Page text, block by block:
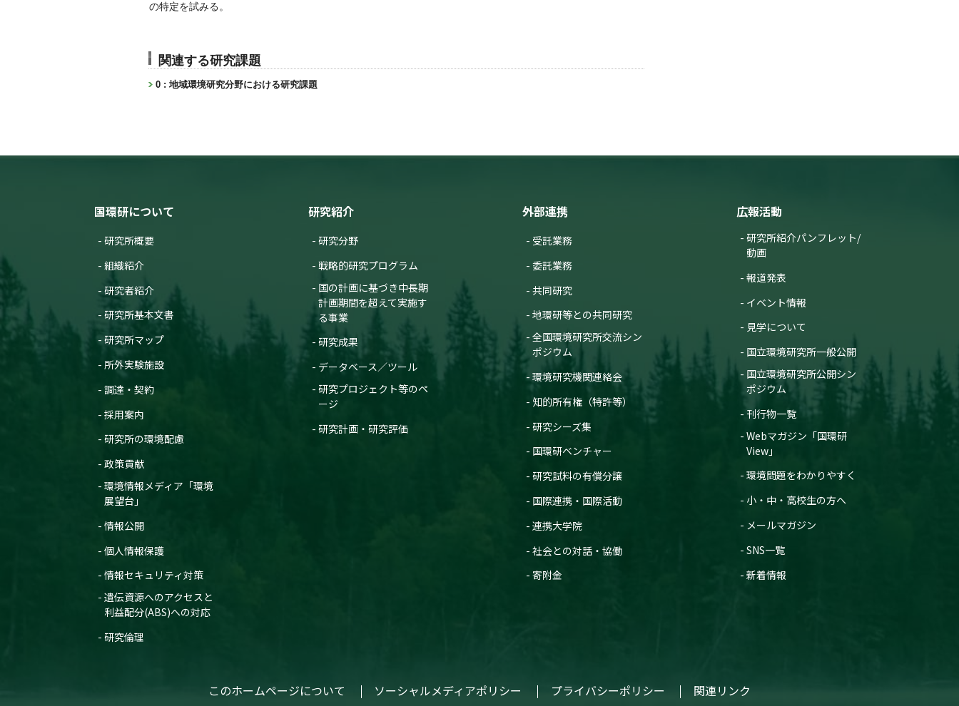
の特定を試みる。
関連する研究課題
0 : 地域環境研究分野における研究課題
国環研について
研究所概要
組織紹介
研究者紹介
研究所基本文書
研究所マップ
所外実験施設
調達・契約
採用案内
研究所の環境配慮
政策貢献
環境情報メディア「環境
展望台」
情報公開
個人情報保護
情報セキュリティ対策
遺伝資源へのアクセスと
利益配分(ABS)への対応
研究倫理
研究紹介
研究分野
戦略的研究プログラム
国の計画に基づき中長期
計画期間を超えて実施す
る事業
研究成果
データベース／ツール
研究プロジェクト等のペ
ージ
研究計画・研究評価
外部連携
受託業務
委託業務
共同研究
地環研等との共同研究
全国環境研究所交流シン
ポジウム
環境研究機関連絡会
知的所有権（特許等）
研究シーズ集
国環研ベンチャー
研究試料の有償分譲
国際連携・国際活動
連携大学院
社会との対話・協働
寄附金
広報活動
研究所紹介パンフレット/
動画
報道発表
イベント情報
見学について
国立環境研究所一般公開
国立環境研究所公開シン
ポジウム
刊行物一覧
Webマガジン「国環研
View」
環境問題をわかりやすく
小・中・高校生の方へ
メールマガジン
SNS一覧
新着情報
このホームページについて ソーシャルメディアポリシー プライバシーポリシー 関連リンク